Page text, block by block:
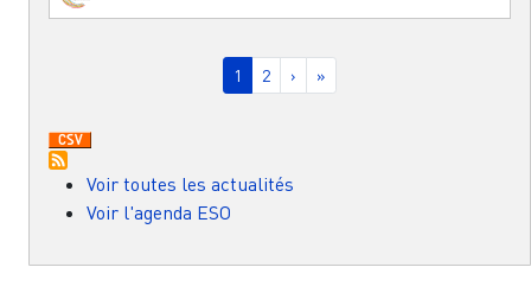
Page courante
1 Page
2 Page suivante
› Dernière page
»
Voir toutes les actualités
Voir l'agenda ESO